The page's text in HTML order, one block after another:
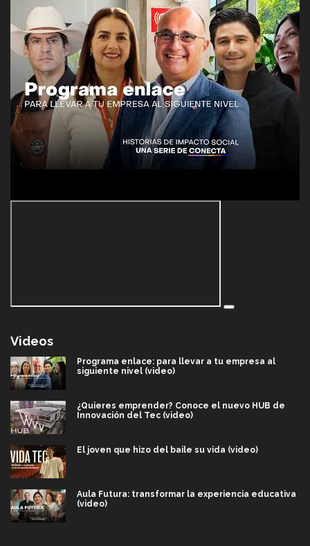
Videos
Programa enlace: para llevar a tu empresa al
siguiente nivel (video)
¿Quieres emprender? Conoce el nuevo HUB de
Innovación del Tec (video)
El joven que hizo del baile su vida (video)
Aula Futura: transformar la experiencia educativa
(video)